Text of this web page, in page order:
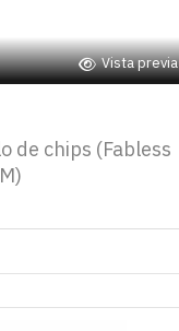
Vista previa
de chips (Fabless